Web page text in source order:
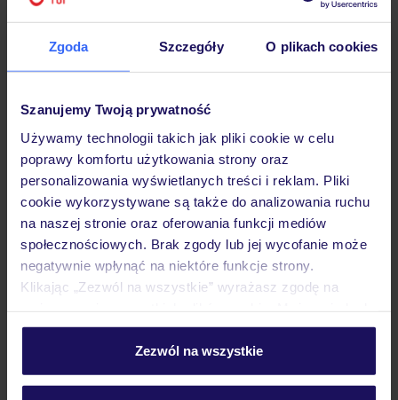
Zgoda Szczegóły O plikach cookies
Szanujemy Twoją prywatność
Używamy technologii takich jak pliki cookie w celu
poprawy komfortu użytkowania strony oraz
personalizowania wyświetlanych treści i reklam. Pliki
cookie wykorzystywane są także do analizowania ruchu
na naszej stronie oraz oferowania funkcji mediów
społecznościowych. Brak zgody lub jej wycofanie może
negatywnie wpłynąć na niektóre funkcje strony.
Klikając „Zezwól na wszystkie” wyrażasz zgodę na
personalizować swój wybór wchodząc w zakładkę
Szczegółowe informacje o plikach cookie znajdziesz
Zezwól na wszystkie
Pokoje
Wyżywienie
Atrakcje
Ważne informacje